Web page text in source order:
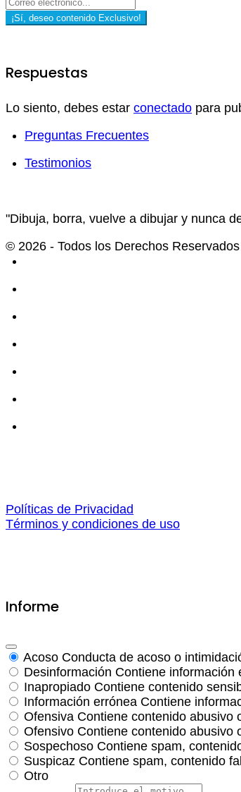
¡Sí, deseo contenido Exclusivo!
Respuestas
Lo siento, debes estar conectado para
Preguntas Frecuentes
Testimonios
"Dibuja, borra, vuelve a dibujar y nunca
© 2026 - Todos los Derechos
Políticas de Privacidad
Términos y condiciones de uso
Informe
Acoso Conducta de acoso o
Desinformación Contiene información
Inapropiado Contiene contenido
Información errónea Contiene
Ofensiva Contiene contenido abusivo
Ofensivo Contiene contenido abusivo
Sospechoso Contiene spam,
Suspicaz Contiene spam, contenido
Otro